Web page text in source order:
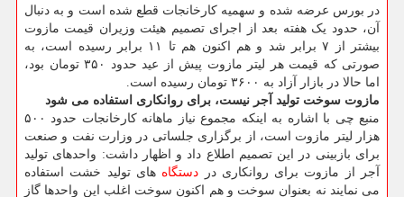
در بورس عرضه شده و سهمیه کارخانجات قطع شده است و به دنبال
آن، حدود یک هفته بعد از اجرای تصمیم هیئت وزیران قیمت مازوت
بیشتر از ۷ برابر شد و هم اکنون هم تا ۱۱ برابر رسیده است، به
صورتی که قیمت هر لیتر مازوت پیش از عید حدود ۳۵۰ تومان بود،
اما حالا در بازار آزاد به ۳۶۰۰ تومان رسیده است.
مازوت سوخت تولید آجر نیست، برای روانکاری استفاده می شود
منبع چی با اشاره به اینکه مجموع نیاز ماهانه کارخانجات حدود ۵۰۰
هزار لیتر مازوت است، از برگزاری جلساتی در وزارت نفت و صنعت
برای بازبینی در این تصمیم اطلاع داد و اظهار داشت: واحدهای تولید
آجر از مازوت برای روانکاری در دستگاه های تولید خشت استفاده
می نمایند نه بعنوان سوخت و هم اکنون سوخت اغلب این واحدها گاز